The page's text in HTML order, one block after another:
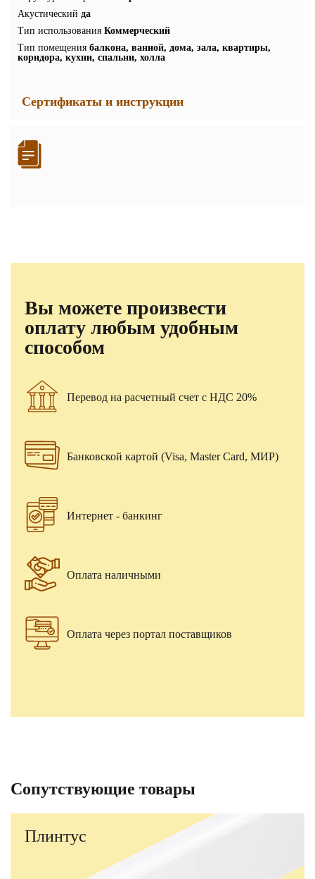
Акустический да
Тип использования Коммерческий
Тип помещения балкона, ванной, дома, зала, квартиры,
коридора, кухни, спальни, холла
Сертификаты и инструкции
Вы можете произвести
оплату любым удобным
способом
Перевод на расчетный счет с НДС 20%
Банковской картой (Visa, Master Card, МИР)
Интернет - банкинг
Оплата наличными
Оплата через портал поставщиков
Сопутствующие товары
Плинтус